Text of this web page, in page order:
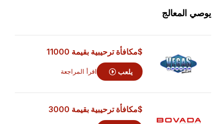
$مكافأة ترحيبية بقيمة 11000
اقرأ المراجعة
$مكافأة ترحيبية بقيمة 3000